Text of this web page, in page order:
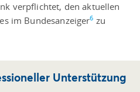
verpflichtet, den aktuellen
im Bundesanzeiger​​​​​​​6 zu
Unterstützung